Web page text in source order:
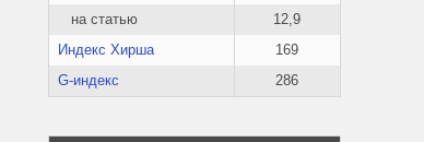
на статью
12,9
Индекс Хирша
169
G-индекс
286